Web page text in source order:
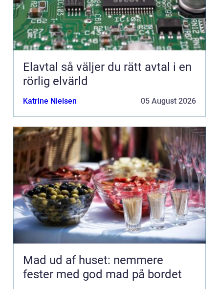
Elavtal så väljer du rätt avtal i en
rörlig elvärld
Katrine Nielsen 05 August 2026
Mad ud af huset: nemmere
fester med god mad på bordet